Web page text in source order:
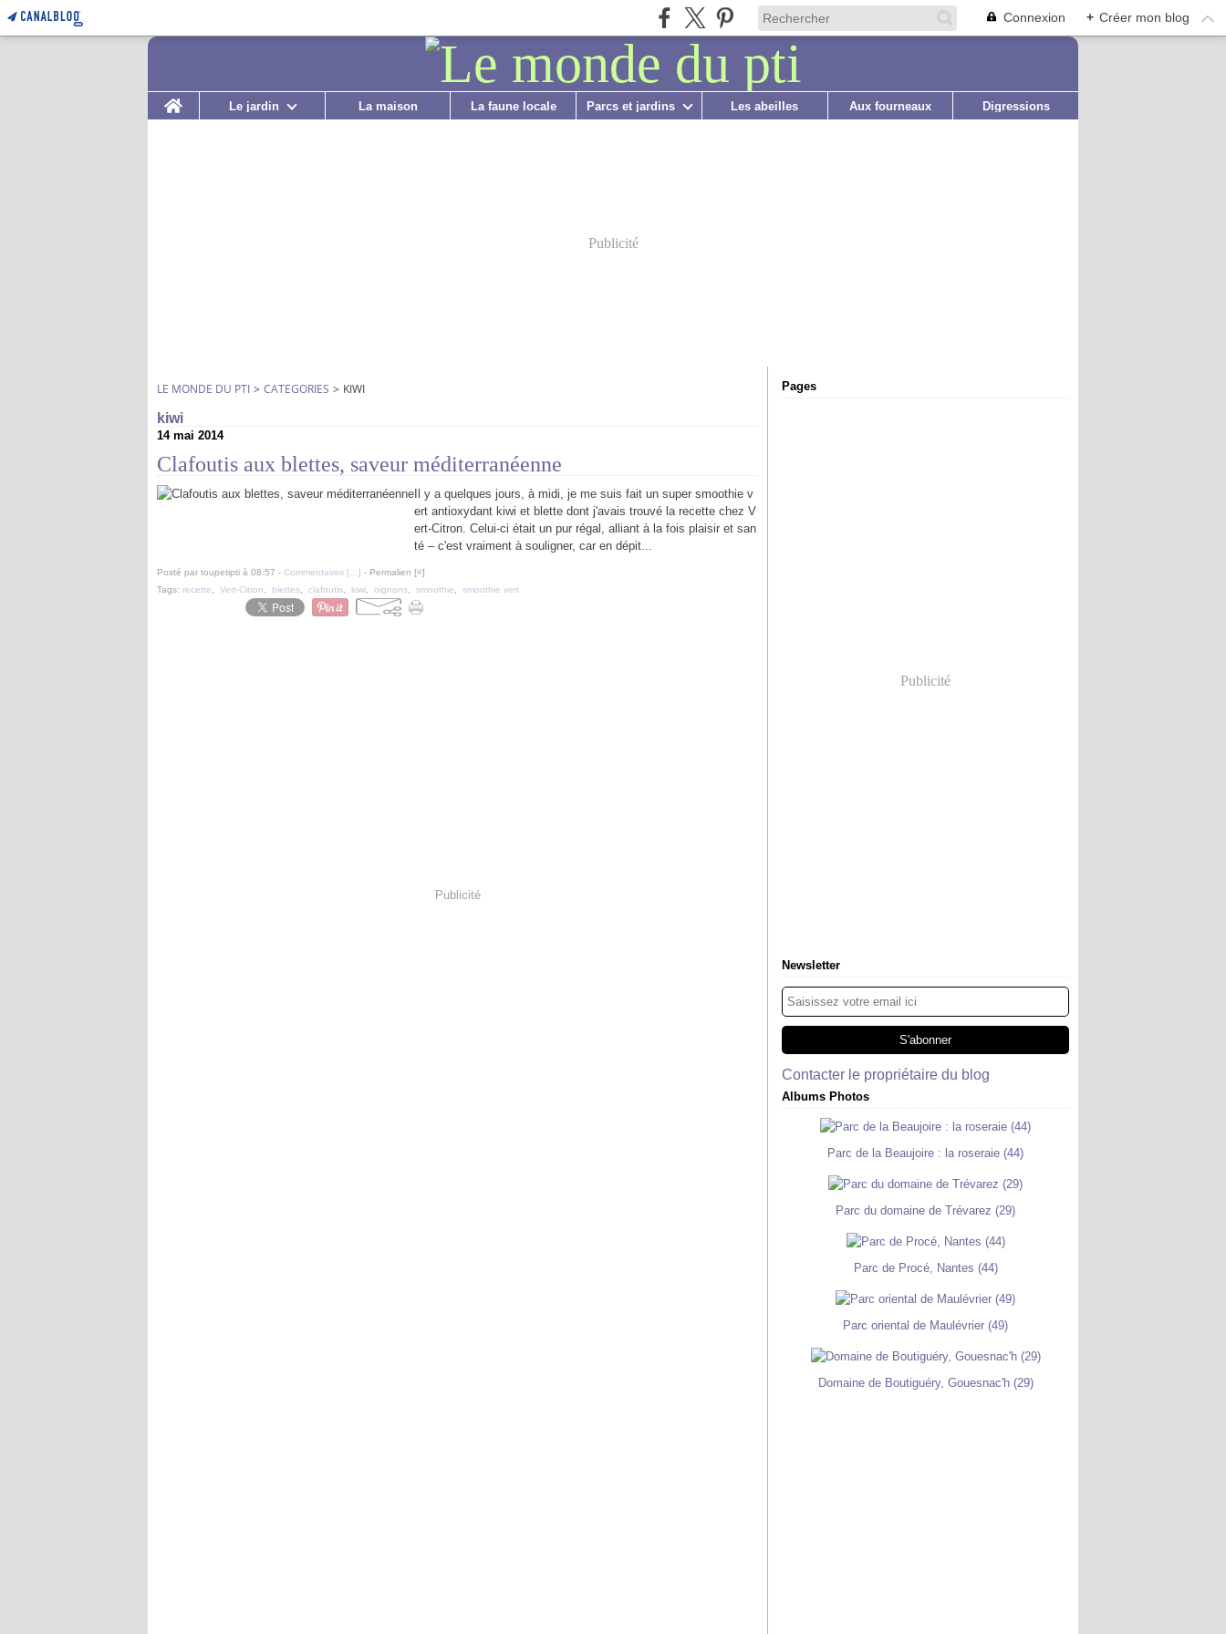
Connexion + Créer mon blog
Home
Le jardin La maison La faune locale Parcs et jardins Les abeilles Aux fourneaux Digressions
Publicité
LE MONDE DU PTI > CATEGORIES > KIWI
kiwi
14 mai 2014
Clafoutis aux blettes, saveur méditerranéenne
Il y a quelques jours, à midi, je me suis fait un super smoothie v
ert antioxydant kiwi et blette dont j'avais trouvé la recette chez V
ert-Citron. Celui-ci était un pur régal, alliant à la fois plaisir et san
té – c'est vraiment à souligner, car en dépit...
Posté par toupetipti à 08:57 - Commentaires [ ] - Permalien [#]
Tags: recette Vert-Citron blettes clafoutis kiwi oignons smoothie smoothie vert
Publicité
Pages
Publicité
Newsletter
Contacter le propriétaire du blog
Albums Photos
Parc de la Beaujoire : la roseraie (44)
Parc du domaine de Trévarez (29)
Parc de Procé, Nantes (44)
Parc oriental de Maulévrier (49)
Domaine de Boutiguéry, Gouesnac'h (29)